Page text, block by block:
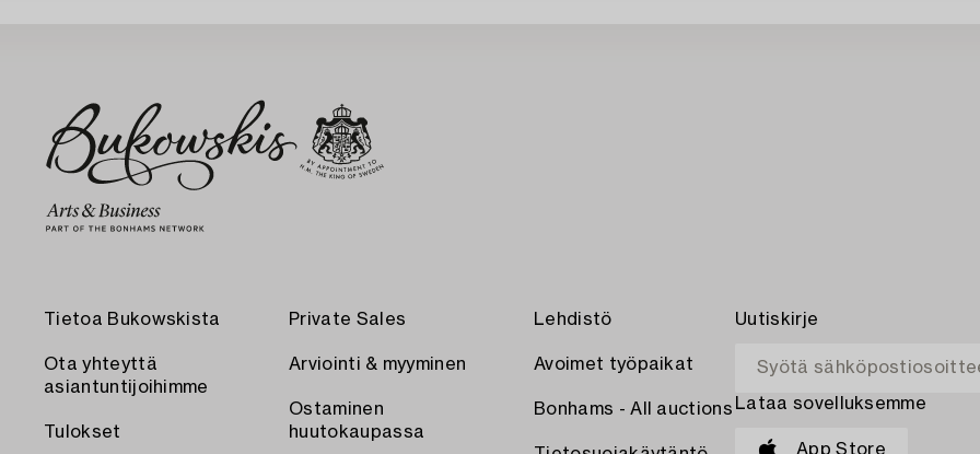
Tietoa Bukowskista
Ota yhteyttä
asiantuntijoihimme
Tulokset
Private Sales
Arviointi & myyminen
Ostaminen
huutokaupassa
Lehdistö
Avoimet työpaikat
Bonhams - All auctions
Uutiskirje
Lataa sovelluksemme
App Store